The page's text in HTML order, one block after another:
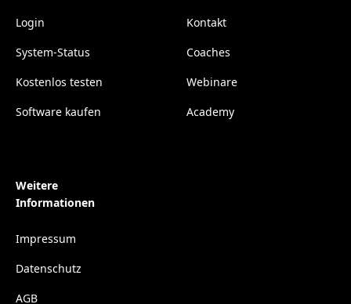
Login
System-Status
Kostenlos testen
Software kaufen
Kontakt
Coaches
Webinare
Academy
Weitere
Informationen
Impressum
Datenschutz
AGB